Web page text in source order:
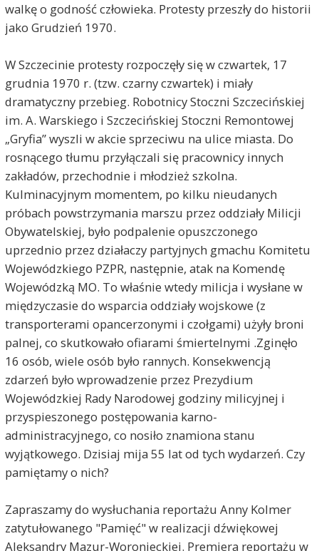
walkę o godność człowieka. Protesty przeszły do historii
jako Grudzień 1970.
W Szczecinie protesty rozpoczęły się w czwartek, 17
grudnia 1970 r. (tzw. czarny czwartek) i miały
dramatyczny przebieg. Robotnicy Stoczni Szczecińskiej
im. A. Warskiego i Szczecińskiej Stoczni Remontowej
„Gryfia” wyszli w akcie sprzeciwu na ulice miasta. Do
rosnącego tłumu przyłączali się pracownicy innych
zakładów, przechodnie i młodzież szkolna.
Kulminacyjnym momentem, po kilku nieudanych
próbach powstrzymania marszu przez oddziały Milicji
Obywatelskiej, było podpalenie opuszczonego
uprzednio przez działaczy partyjnych gmachu Komitetu
Wojewódzkiego PZPR, następnie, atak na Komendę
Wojewódzką MO. To właśnie wtedy milicja i wysłane w
międzyczasie do wsparcia oddziały wojskowe (z
transporterami opancerzonymi i czołgami) użyły broni
palnej, co skutkowało ofiarami śmiertelnymi .Zginęło
16 osób, wiele osób było rannych. Konsekwencją
zdarzeń było wprowadzenie przez Prezydium
Wojewódzkiej Rady Narodowej godziny milicyjnej i
przyspieszonego postępowania karno-
administracyjnego, co nosiło znamiona stanu
wyjątkowego. Dzisiaj mija 55 lat od tych wydarzeń. Czy
pamiętamy o nich?
Zapraszamy do wysłuchania reportażu Anny Kolmer
zatytułowanego "Pamięć" w realizacji dźwiękowej
Aleksandry Mazur-Woronieckiej. Premiera reportażu w